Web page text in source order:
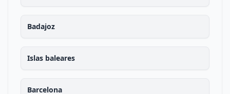
Badajoz
Islas baleares
Barcelona